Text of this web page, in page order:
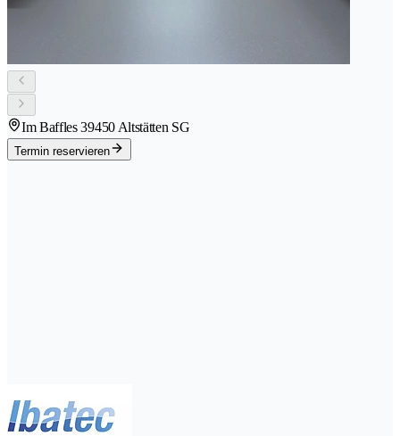
Im Baffles 39450 Altstätten SG
Termin reservieren